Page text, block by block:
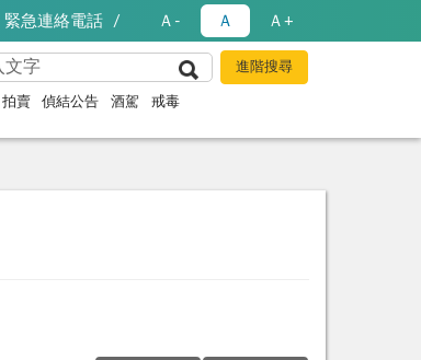
緊急連絡電話 Ａ- Ａ Ａ+
拍賣 偵結公告 酒駕 戒毒